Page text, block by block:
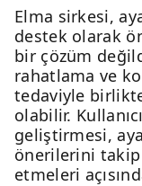
Elma sirkesi,
destek olarak
bir çözüm
rahatlama ve
tedaviyle
olabilir.
geliştirmesi,
önerilerini takip
etmeleri